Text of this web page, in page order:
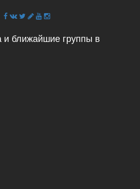
и ближайшие группы в